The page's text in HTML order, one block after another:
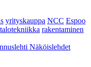
yrityskauppa NCC Espoo
talotekniikka rakentaminen
Näköislehdet